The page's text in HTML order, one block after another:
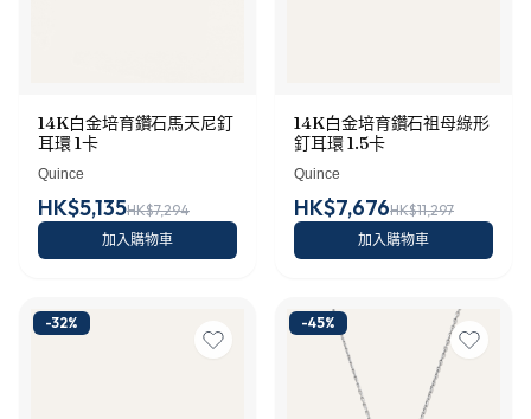
14K白金培育鑽石馬天尼釘
耳環 1卡
Quince
HK$5,135HK$7,294
加入購物車
14K白金培育鑽石祖母綠形
釘耳環 1.5卡
Quince
HK$7,676HK$11,297
加入購物車
-32% -45%